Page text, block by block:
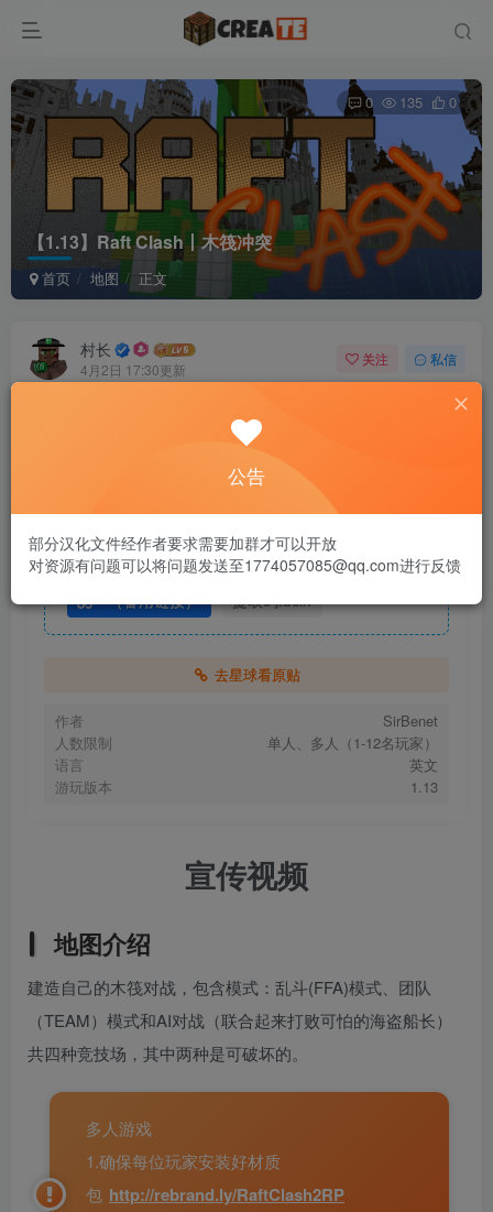
【1.13】Raft Clash丨木筏冲突
首页 地图 正文
0 135 0
村长
4月2日 17:30更新
关注 私信
【1.13】Raft Clash丨木筏冲突
地图下载
（备用链接） 提取码:ucin
去星球看原贴
作者
SirBenet
人数限制
单人、多人（1-12名玩家）
语言
英文
游玩版本
1.13
宣传视频
地图介绍
建造自己的木筏对战，包含模式：乱斗(FFA)模式、团队
（TEAM）模式和AI对战（联合起来打败可怕的海盗船长）
共四种竞技场，其中两种是可破坏的。
多人游戏
1.确保每位玩家安装好材质
包 http://rebrand.ly/RaftClash2RP
公告
部分汉化文件经作者要求需要加群才可以开放
对资源有问题可以将问题发送至1774057085@qq.com进行反馈